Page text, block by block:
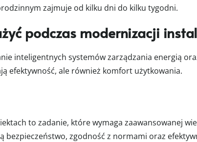
zajmuje od kilku dni do kilku tygodni.
podczas modernizacji
inteligentnych systemów zarządzania energią
efektywność, ale również komfort użytkowania.
to zadanie, które wymaga zaawansowanej
zgodność z normami oraz